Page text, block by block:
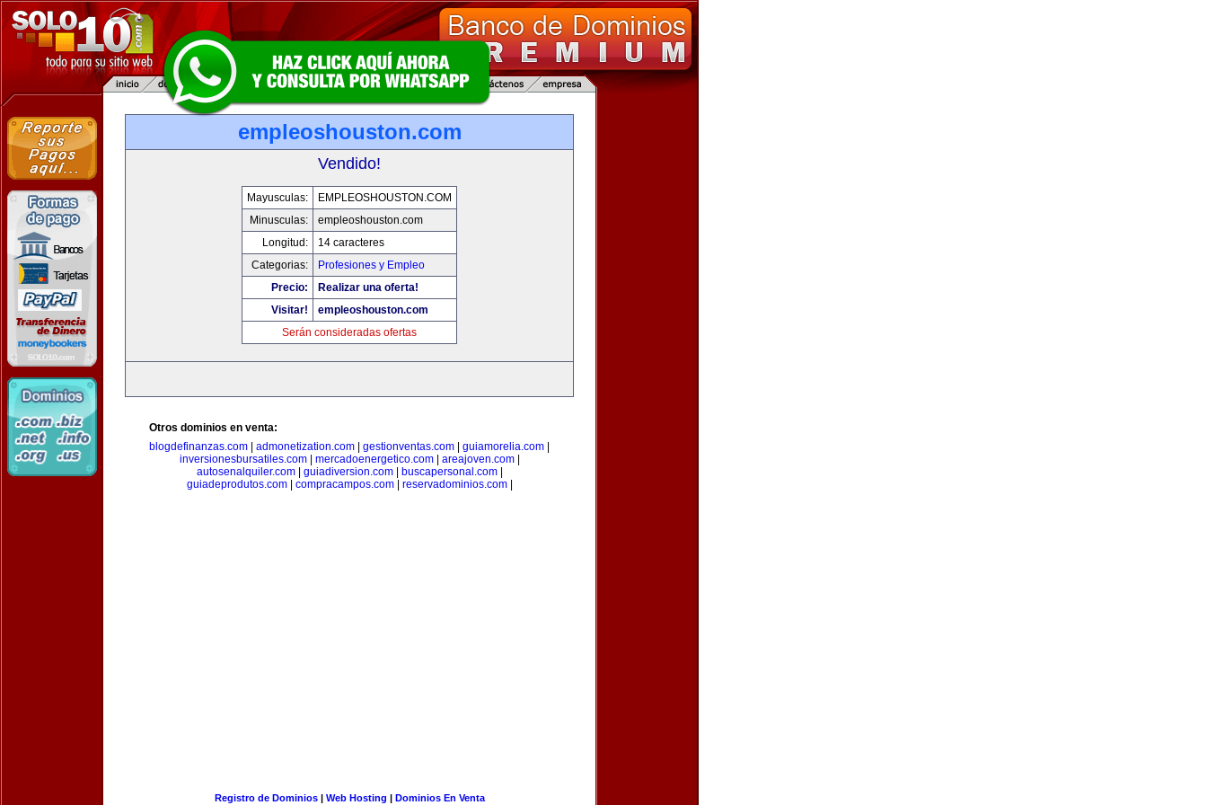
empleoshouston.com
Vendido!
Mayusculas:
EMPLEOSHOUSTON.COM
Minusculas:
empleoshouston.com
Longitud:
14 caracteres
Categorias:
Profesiones y Empleo
Precio:
Realizar una oferta!
Visitar!
empleoshouston.com
Serán consideradas ofertas
Otros dominios en venta:
blogdefinanzas.com
admonetization.com gestionventas.com guiamorelia.com
inversionesbursatiles.com| mercadoenergetico.com| areajoven.com|
autosenalquiler.com| guiadiversion.com| buscapersonal.com|
guiadeprodutos.com| compracampos.com| reservadominios.com|
Registro de Dominios| Web Hosting | Dominios En Venta